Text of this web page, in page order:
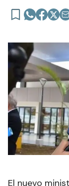
El nuevo